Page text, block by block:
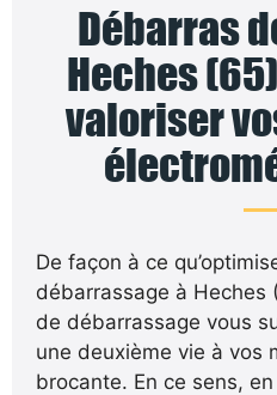
Débarras
Heches
valoriser
De façon à ce
débarrassage à Heches
de débarrassage vous
une deuxième vie à vos
brocante. En ce sens,